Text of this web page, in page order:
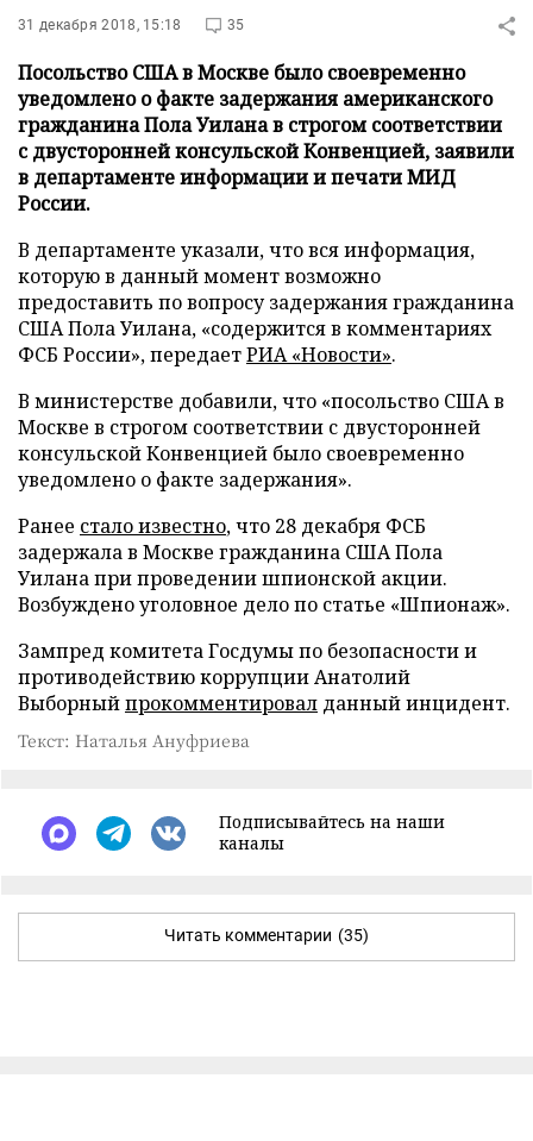
31 декабря 2018, 15:18 35
Посольство США в Москве было своевременно
уведомлено о факте задержания американского
гражданина Пола Уилана в строгом соответствии
с двусторонней консульской Конвенцией, заявили
в департаменте информации и печати МИД
России.
В департаменте указали, что вся информация,
которую в данный момент возможно
предоставить по вопросу задержания гражданина
США Пола Уилана, «содержится в комментариях
ФСБ России», передаетРИА «Новости».
В министерстве добавили, что «посольство США в
Москве в строгом соответствии с двусторонней
консульской Конвенцией было своевременно
уведомлено о факте задержания».
Ранее стало известно, что 28 декабря ФСБ
задержала в Москве гражданина США Пола
Уилана при проведении шпионской акции.
Возбуждено уголовное дело по статье «Шпионаж».
Зампред комитета Госдумы по безопасности и
противодействию коррупции Анатолий
Выборныйпрокомментировал данный инцидент.
Текст: Наталья Ануфриева
Подписывайтесь на наши
каналы
Читать комментарии (35)